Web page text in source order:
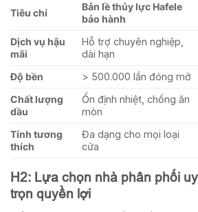
Tiêu chí
Bản lề thủy lực Hafele
bảo hành
Dịch vụ hậu
mãi
Hỗ trợ chuyên nghiệp,
dài hạn
Độ bền
> 500.000 lần đóng mở
Chất lượng
dầu
Ổn định nhiệt, chống ăn
mòn
Tính tương
thích
Đa dạng cho mọi loại
cửa
H2: Lựa chọn nhà phân phối
trọn quyền lợi